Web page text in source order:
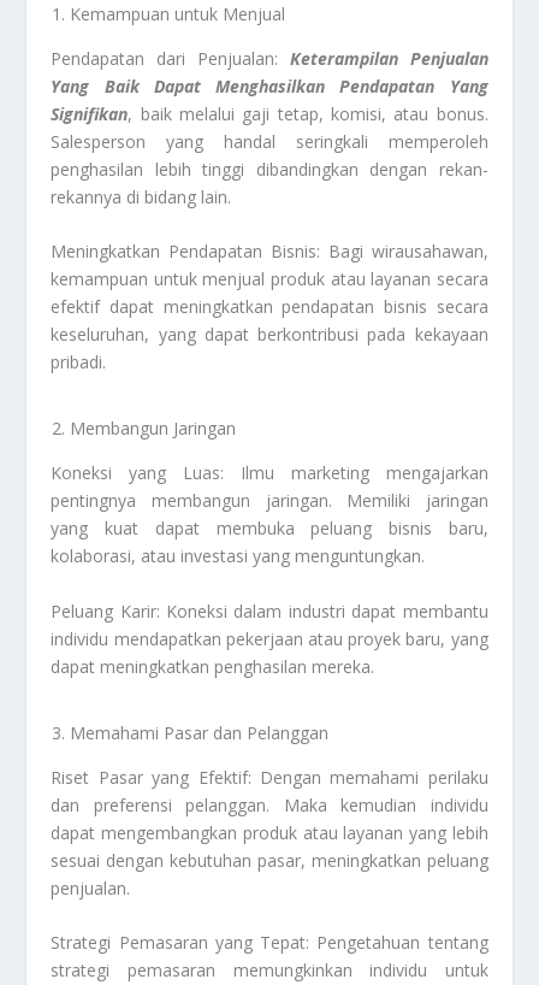
Kemampuan untuk Menjual
Pendapatan dari Penjualan: Keterampilan Penjualan
Yang Baik Dapat Menghasilkan Pendapatan Yang
Signifikan, baik melalui gaji tetap, komisi, atau bonus.
Salesperson yang handal seringkali memperoleh
penghasilan lebih tinggi dibandingkan dengan rekan-
rekannya di bidang lain.
Meningkatkan Pendapatan Bisnis: Bagi wirausahawan,
kemampuan untuk menjual produk atau layanan secara
efektif dapat meningkatkan pendapatan bisnis secara
keseluruhan, yang dapat berkontribusi pada kekayaan
pribadi.
Membangun Jaringan
Koneksi yang Luas: Ilmu marketing mengajarkan
pentingnya membangun jaringan. Memiliki jaringan
yang kuat dapat membuka peluang bisnis baru,
kolaborasi, atau investasi yang menguntungkan.
Peluang Karir: Koneksi dalam industri dapat membantu
individu mendapatkan pekerjaan atau proyek baru, yang
dapat meningkatkan penghasilan mereka.
Memahami Pasar dan Pelanggan
Riset Pasar yang Efektif: Dengan memahami perilaku
dan preferensi pelanggan. Maka kemudian individu
dapat mengembangkan produk atau layanan yang lebih
sesuai dengan kebutuhan pasar, meningkatkan peluang
penjualan.
Strategi Pemasaran yang Tepat: Pengetahuan tentang
strategi pemasaran memungkinkan individu untuk